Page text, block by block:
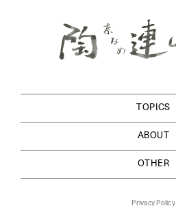
TOPICS
ABOUT
OTHER
Privacy Policy